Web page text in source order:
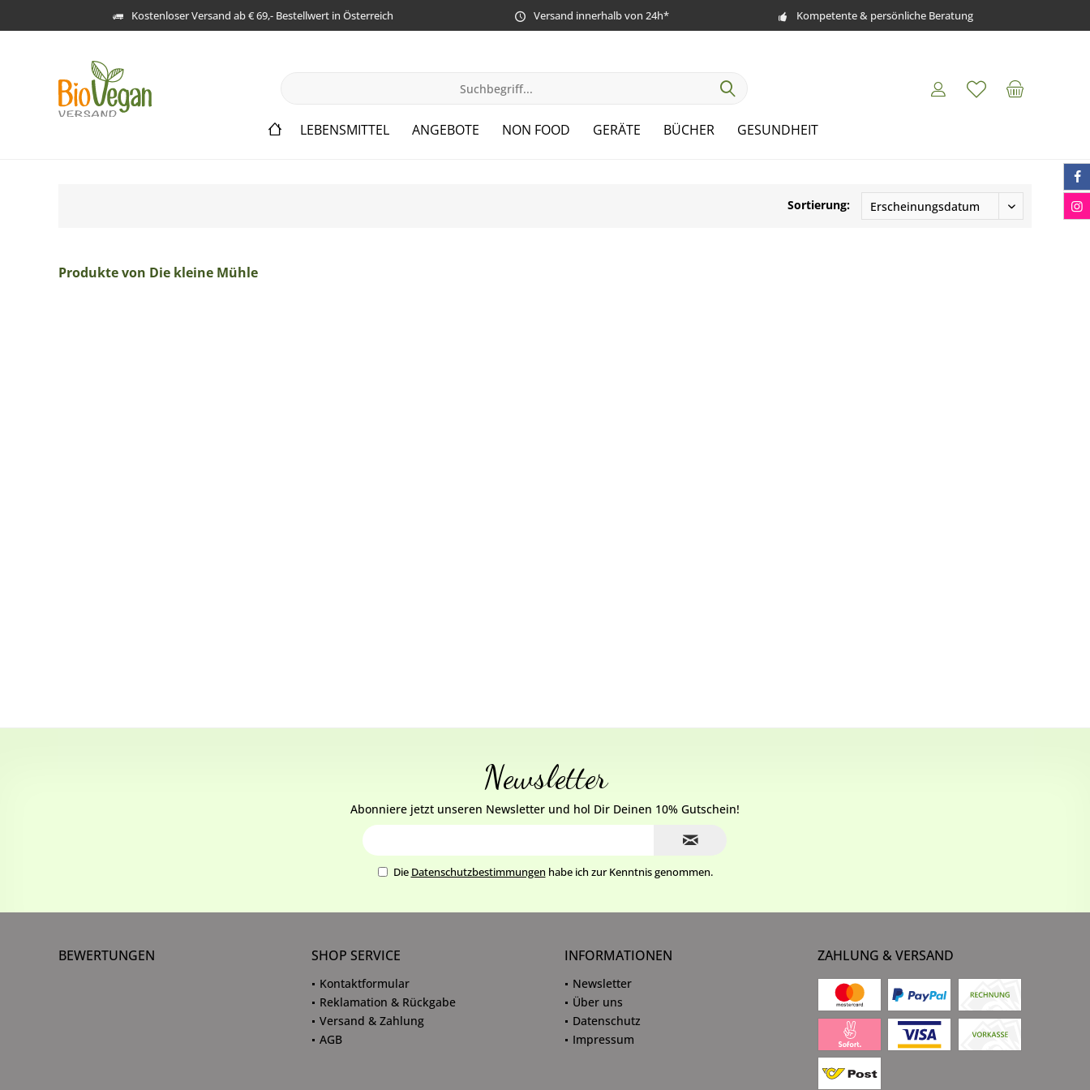
Kostenloser Versand ab € 69,- Bestellwert in Österreich Versand innerhalb von 24h* Kompetente & persönliche Beratung
LEBENSMITTEL ANGEBOTE NON FOOD GERÄTE BÜCHER GESUNDHEIT
Sortierung:
Produkte von Die kleine Mühle
Newsletter
Abonniere jetzt unseren Newsletter und hol Dir Deinen 10% Gutschein!
Die Datenschutzbestimmungen habe ich zur Kenntnis genommen.
BEWERTUNGEN SHOP SERVICE
Kontaktformular
Reklamation & Rückgabe
Versand & Zahlung
AGB
INFORMATIONEN
Newsletter
Über uns
Datenschutz
Impressum
ZAHLUNG & VERSAND